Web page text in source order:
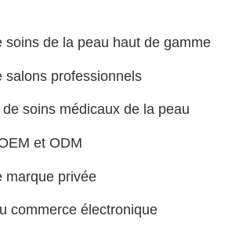
soins de la peau haut de gamme
salons professionnels
soins médicaux de la peau
et ODM
marque privée
commerce électronique